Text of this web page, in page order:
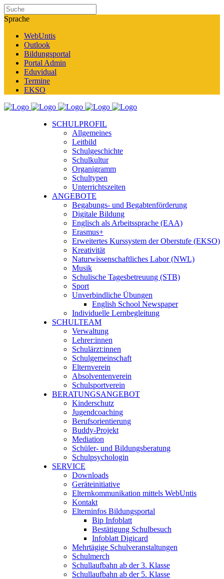
Sprache
WebUntis
Outlook
Bildungsportal
Portal Admin
Eduvidual
Termine
EKSO
SCHULPROFIL
Allgemeines
Leitbild
Schulgeschichte
Schulkultur
Organigramm
Schultypen
Unterrichtszeiten
ANGEBOTE
Begabungs- und Begabtenförderung
Digitale Bildung
Englisch als Arbeitssprache (EAA)
Erasmus+
Erweitertes Kurssystem der Oberstufe (EKSO)
Kreativität
Naturwissenschaftliches Labor (NWL)
Musik
Schulische Tagesbetreuung (STB)
Sport
Unverbindliche Übungen
English School Newspaper
Individuelle Lernbegleitung
SCHULTEAM
Verwaltung
Lehrer:innen
Schulärzt:innen
Schulgemeinschaft
Elternverein
Absolventenverein
Schulsportverein
BERATUNGSANGEBOT
Kinderschutz
Jugendcoaching
Berufsorientierung
Buddy-Projekt
Mediation
Schüler- und Bildungsberatung
Schulpsychologin
SERVICE
Downloads
Geräteinitiative
Elternkommunikation mittels WebUntis
Kontakt
Elterninfos Bildungsportal
Bip Infoblatt
Bestätigung Schulbesuch
Infoblatt Digicard
Mehrtägige Schulveranstaltungen
Schulmerch
Schullaufbahn ab der 3. Klasse
Schullaufbahn ab der 5. Klasse